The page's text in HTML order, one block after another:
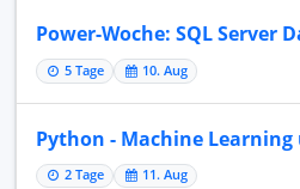
Power-Woche: SQL Server
5 Tage 10. Aug
Python - Machine
2 Tage 11. Aug